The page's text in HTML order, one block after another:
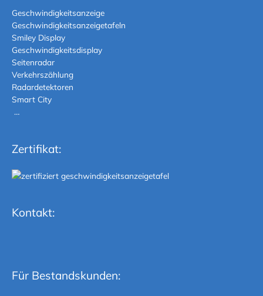
Geschwindigkeitsanzeige
Geschwindigkeitsanzeigetafeln
Smiley Display
Geschwindigkeitsdisplay
Seitenradar
Verkehrszählung
Radardetektoren
Smart City
…
Zertifikat:
Kontakt:
Für Bestandskunden: